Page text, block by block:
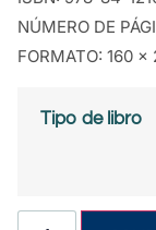
NÚMERO DE
FORMATO: 160 x
Tipo de libro